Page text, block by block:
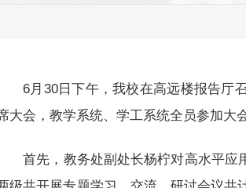
6月30日下午，我校在高远楼报告厅
大会，教学系统、学工系统全员参加大会
首先，教务处副处长杨柠对高水平应